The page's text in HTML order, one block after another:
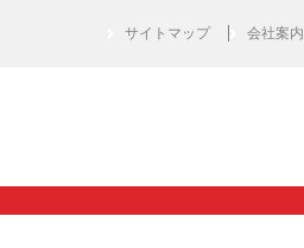
サイトマップ 会社案内